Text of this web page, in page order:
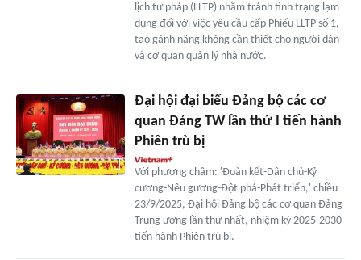
lịch tư pháp (LLTP) nhằm tránh tình trạng lạm
dụng đối với việc yêu cầu cấp Phiếu LLTP số 1,
tạo gánh nặng không cần thiết cho người dân
và cơ quan quản lý nhà nước.
Đại hội đại biểu Đảng bộ các cơ
quan Đảng TW lần thứ I tiến hành
Phiên trù bị
Với phương châm: 'Đoàn kết-Dân chủ-Kỷ
cương-Nêu gương-Đột phá-Phát triển,' chiều
23/9/2025, Đại hội Đảng bộ các cơ quan Đảng
Trung ương lần thứ nhất, nhiệm kỳ 2025-2030
tiến hành Phiên trù bị.